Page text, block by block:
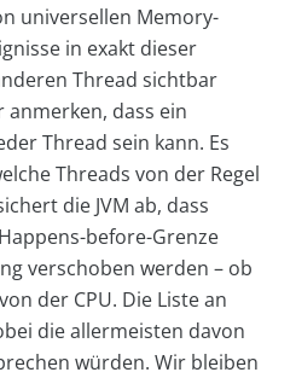
universellen Memory-
in exakt dieser
Thread sichtbar
dass ein
Thread sein kann. Es
Threads von der Regel
die JVM ab, dass
before-Grenze
verschoben werden – ob
der CPU. Die Liste an
die allermeisten davon
würden. Wir bleiben